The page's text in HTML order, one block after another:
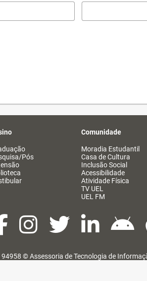
Pós
Comunidade
Moradia Estudantil
Casa de Cultura
Inclusão Social
Acessibilidade
Atividade Física
TV UEL
UEL FM
94958 ©Assessoria de Tecnologia de